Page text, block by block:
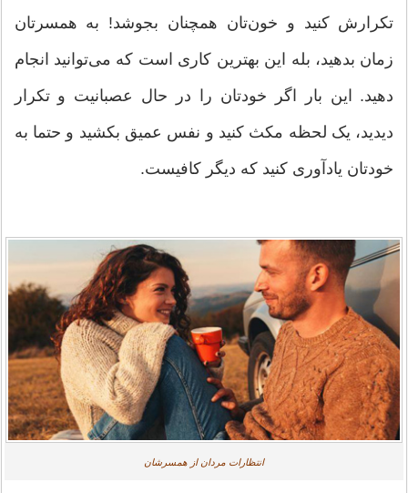
تکرارش کنید و خون‌تان همچنان بجوشد! به همسرتان
زمان بدهید، بله این بهترین کاری است که می‌توانید انجام
دهید. این بار اگر خودتان را در حال عصبانیت و تکرار
دیدید، یک لحظه مکث کنید و نفس عمیق بکشید و حتما به
خودتان یادآوری کنید که دیگر کافیست.
انتظارات مردان از همسرشان